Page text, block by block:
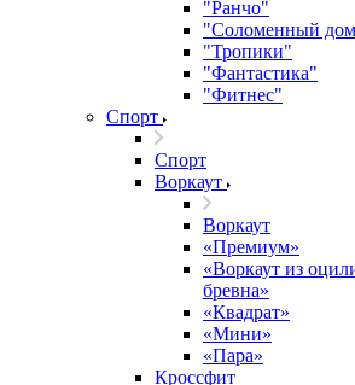
"Ранчо"
"Соломенный
"Тропики"
"Фантастика"
"Фитнес"
Спорт
Спорт
Воркаут
Воркаут
«Премиум»
«Воркаут из
бревна»
«Квадрат»
«Мини»
«Пара»
Кроссфит